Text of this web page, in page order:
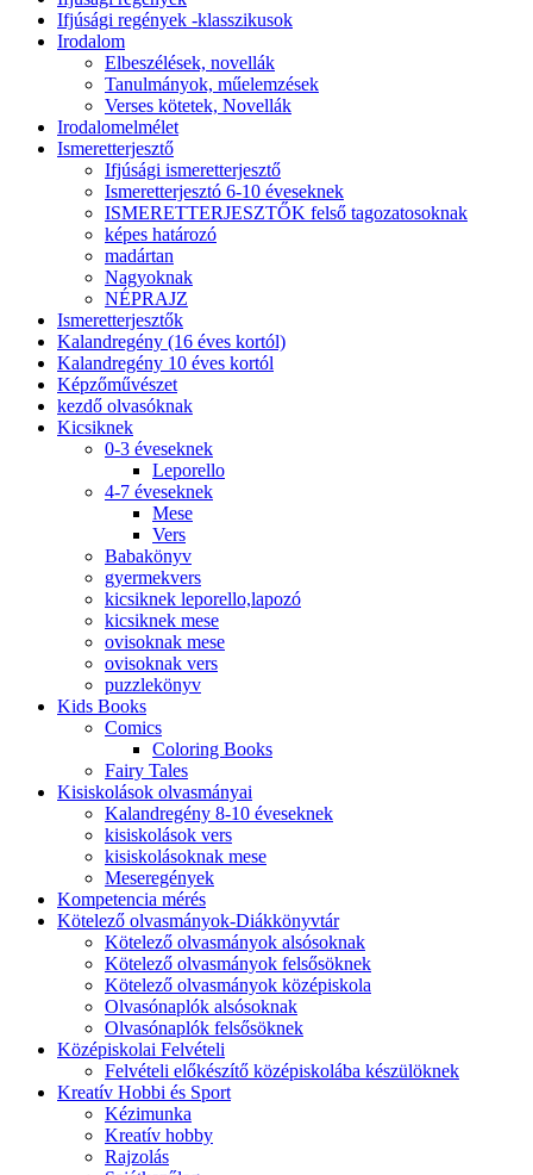
Ifjúsági regények -klasszikusok
Irodalom
Elbeszélések, novellák
Tanulmányok, műelemzések
Verses kötetek, Novellák
Irodalomelmélet
Ismeretterjesztő
Ifjúsági ismeretterjesztő
Ismeretterjesztó 6-10 éveseknek
ISMERETTERJESZTŐK felső tagozatosoknak
képes határozó
madártan
Nagyoknak
NÉPRAJZ
Ismeretterjesztők
Kalandregény (16 éves kortól)
Kalandregény 10 éves kortól
Képzőművészet
kezdő olvasóknak
Kicsiknek
0-3 éveseknek
Leporello
4-7 éveseknek
Mese
Vers
Babakönyv
gyermekvers
kicsiknek leporello,lapozó
kicsiknek mese
ovisoknak mese
ovisoknak vers
puzzlekönyv
Kids Books
Comics
Coloring Books
Fairy Tales
Kisiskolások olvasmányai
Kalandregény 8-10 éveseknek
kisiskolások vers
kisiskolásoknak mese
Meseregények
Kompetencia mérés
Kötelező olvasmányok-Diákkönyvtár
Kötelező olvasmányok alsósoknak
Kötelező olvasmányok felsősöknek
Kötelező olvasmányok középiskola
Olvasónaplók alsósoknak
Olvasónaplók felsősöknek
Középiskolai Felvételi
Felvételi előkészítő középiskolába készülöknek
Kreatív Hobbi és Sport
Kézimunka
Kreatív hobby
Rajzolás